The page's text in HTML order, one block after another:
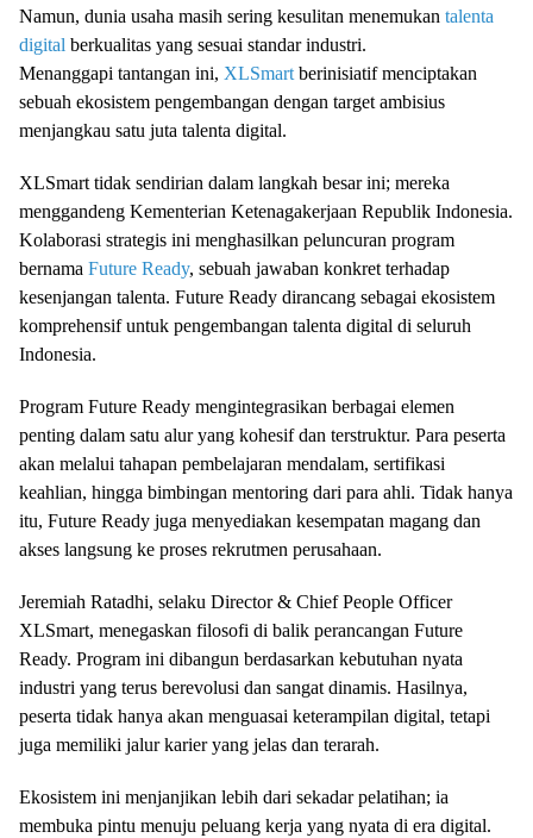
Namun, dunia usaha masih sering kesulitan menemukan talenta
digital berkualitas yang sesuai standar industri.
Menanggapi tantangan ini, XLSmart berinisiatif menciptakan
sebuah ekosistem pengembangan dengan target ambisius
menjangkau satu juta talenta digital.
XLSmart tidak sendirian dalam langkah besar ini; mereka
menggandeng Kementerian Ketenagakerjaan Republik Indonesia.
Kolaborasi strategis ini menghasilkan peluncuran program
bernama Future Ready, sebuah jawaban konkret terhadap
kesenjangan talenta. Future Ready dirancang sebagai ekosistem
komprehensif untuk pengembangan talenta digital di seluruh
Indonesia.
Program Future Ready mengintegrasikan berbagai elemen
penting dalam satu alur yang kohesif dan terstruktur. Para peserta
akan melalui tahapan pembelajaran mendalam, sertifikasi
keahlian, hingga bimbingan mentoring dari para ahli. Tidak hanya
itu, Future Ready juga menyediakan kesempatan magang dan
akses langsung ke proses rekrutmen perusahaan.
Jeremiah Ratadhi, selaku Director & Chief People Officer
XLSmart, menegaskan filosofi di balik perancangan Future
Ready. Program ini dibangun berdasarkan kebutuhan nyata
industri yang terus berevolusi dan sangat dinamis. Hasilnya,
peserta tidak hanya akan menguasai keterampilan digital, tetapi
juga memiliki jalur karier yang jelas dan terarah.
Ekosistem ini menjanjikan lebih dari sekadar pelatihan; ia
membuka pintu menuju peluang kerja yang nyata di era digital.